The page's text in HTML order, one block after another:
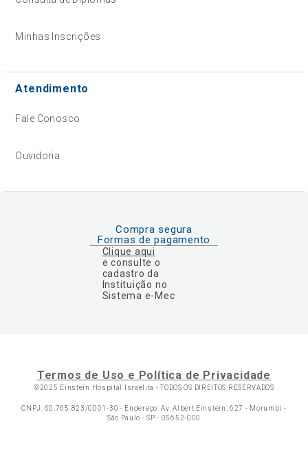
Minhas Inscrições
Atendimento
Fale Conosco
Ouvidoria
Compra segura
Formas de pagamento
Clique aqui
e consulte o
cadastro da
Instituição no
Sistema e-Mec
Termos de Uso e Política de Privacidade
©2025 Einstein Hospital Israelita -TODOS OS DIREITOS RESERVADOS
CNPJ: 60.765.823/0001-30 - Endereço: Av. Albert Einstein, 627 - Morumbi -
São Paulo - SP - 05652-000